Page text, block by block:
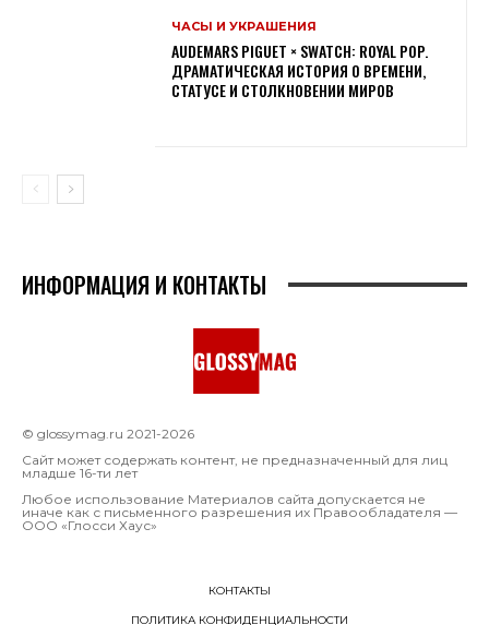
ЧАСЫ И УКРАШЕНИЯ
AUDEMARS PIGUET × SWATCH: ROYAL POP.
ДРАМАТИЧЕСКАЯ ИСТОРИЯ О ВРЕМЕНИ,
СТАТУСЕ И СТОЛКНОВЕНИИ МИРОВ
ИНФОРМАЦИЯ И КОНТАКТЫ
© glossymag.ru 2021-2026
Сайт может содержать контент, не предназначенный для лиц
младше 16-ти лет
Любое использование Материалов сайта допускается не
иначе как с письменного разрешения их Правообладателя —
OOO «Глосси Хаус»
КОНТАКТЫ
ПОЛИТИКА КОНФИДЕНЦИАЛЬНОСТИ